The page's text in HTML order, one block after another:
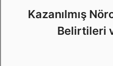
Kazanılmış
Belirtileri